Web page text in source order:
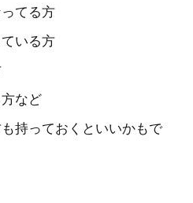
てる方
いる方
など
持っておくといいかもで